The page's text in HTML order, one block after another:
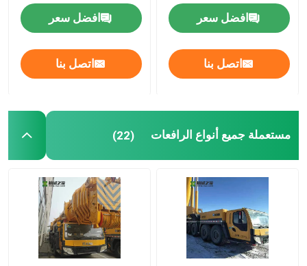
الجزء ارتداء الرافعة
حفار ديزل صغير
الوصول إلى المكعب
افضل سعر
اتصل بنا
افضل سعر
اتصل بنا
مستعملة جميع أنواع الرافعات (22)